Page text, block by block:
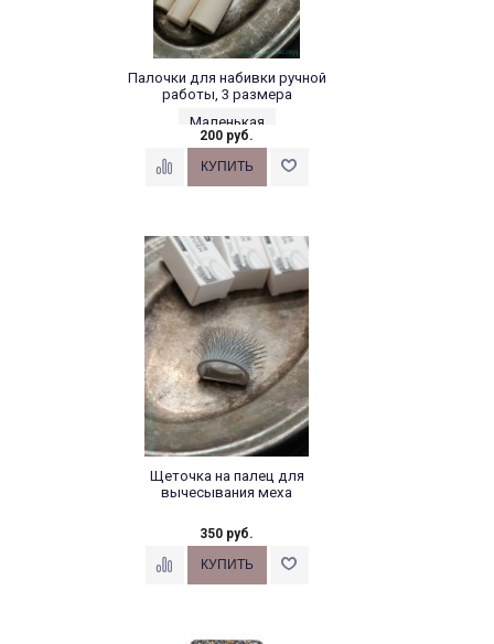
Палочки для набивки ручной
работы, 3 размера
Маленькая
200 руб.
Щеточка на палец для
вычесывания меха
350 руб.